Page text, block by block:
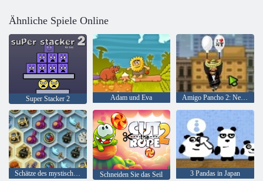
Ähnliche Spiele Online
Super Stacker 2 Adam und Eva Amigo Pancho 2: New York Party
Schätze des mystischen Meeres Schneiden Sie das Seil 3 Pandas in Japan